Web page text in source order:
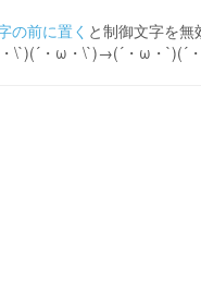
の前に置く と制御文字を無
\`)(´・ω・\`)→(´・ω・